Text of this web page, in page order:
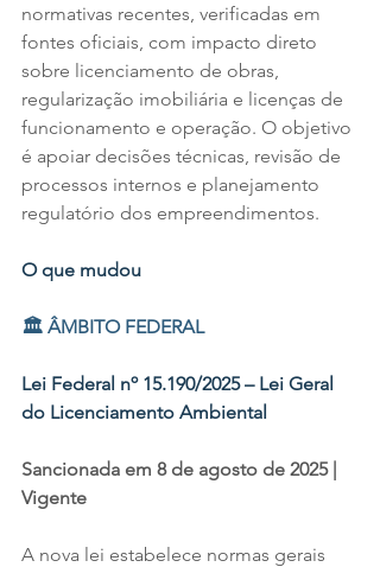
normativas recentes, verificadas em
fontes oficiais, com impacto direto
sobre licenciamento de obras,
regularização imobiliária e licenças de
funcionamento e operação. O objetivo
é apoiar decisões técnicas, revisão de
processos internos e planejamento
regulatório dos empreendimentos.
O que mudou
🏛️ ÂMBITO FEDERAL
Lei Federal nº 15.190/2025 – Lei Geral
do Licenciamento Ambiental
Sancionada em 8 de agosto de 2025 |
Vigente
A nova lei estabelece normas gerais